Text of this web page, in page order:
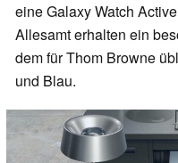
eine Galaxy Watch
Allesamt erhalten ein
dem für Thom Browne
und Blau.